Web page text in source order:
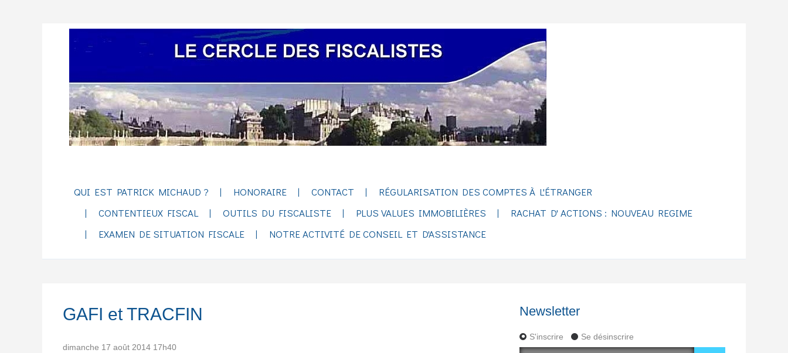
QUI EST PATRICK MICHAUD ? HONORAIRE CONTACT
RÉGULARISATION DES COMPTES À L'ÉTRANGER
CONTENTIEUX FISCAL
OUTILS DU FISCALISTE PLUS VALUES IMMOBILIÈRES
RACHAT D' ACTIONS : NOUVEAU REGIME
EXAMEN DE SITUATION FISCALE
NOTRE ACTIVITÉ DE CONSEIL ET D'ASSISTANCE
GAFI et TRACFIN
dimanche 17 août 2014 17h40
Newsletter
S'inscrire Se désinscrire